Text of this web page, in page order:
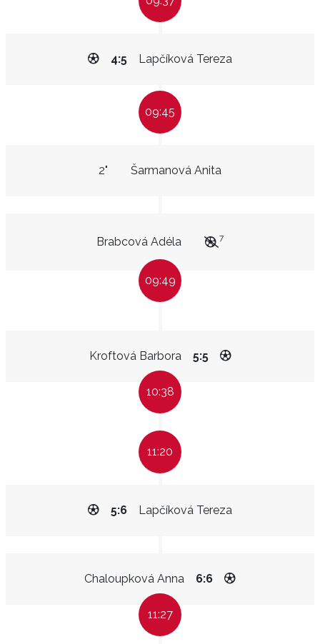
Lapčíková Tereza
4:5
09:45
Šarmanová Anita
2"
Brabcová Adéla 7
09:49
Kroftová Barbora 5:5
10:38
11:20
Lapčíková Tereza
5:6
Chaloupková Anna 6:6
11:27